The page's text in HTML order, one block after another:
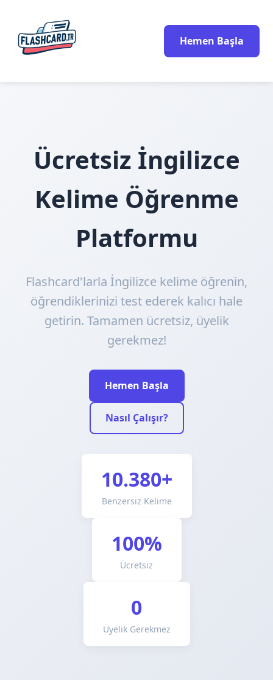
Hemen Başla
Ücretsiz İngilizce
Kelime Öğrenme
Platformu
Flashcard'larla İngilizce kelime öğrenin,
öğrendiklerinizi test ederek kalıcı hale
getirin. Tamamen ücretsiz, üyelik
gerekmez!
Hemen Başla
Nasıl Çalışır?
10.380+
Benzersiz Kelime
100%
Ücretsiz
0
Üyelik Gerekmez